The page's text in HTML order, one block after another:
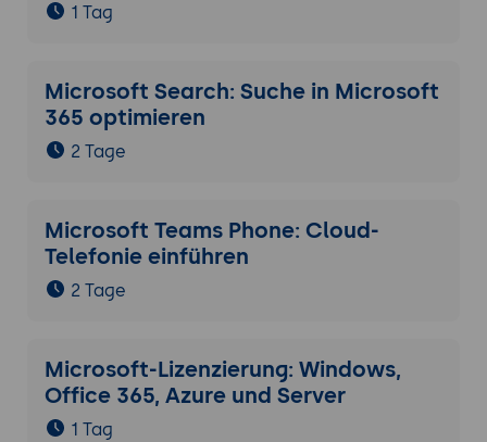
1 Tag
Microsoft Search: Suche in Microsoft
365 optimieren
2 Tage
Microsoft Teams Phone: Cloud-
Telefonie einführen
2 Tage
Microsoft-Lizenzierung: Windows,
Office 365, Azure und Server
1 Tag